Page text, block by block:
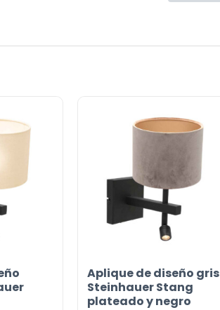
Aplique de diseño gris
Steinhauer Stang
plateado y negro